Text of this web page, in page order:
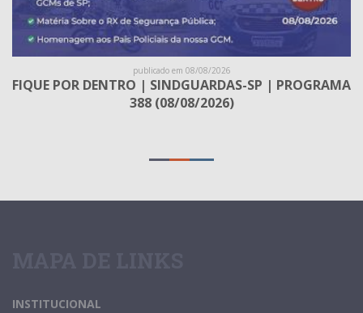
publicado em 08/08/2026
FIQUE POR DENTRO | SINDGUARDAS-SP | PROGRAMA
388 (08/08/2026)
INSTITUCIONAL